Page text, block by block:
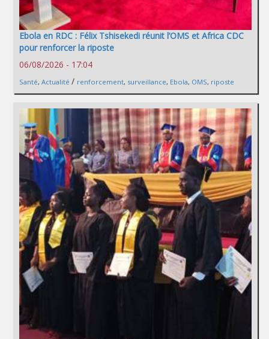
Ebola en RDC : Félix Tshisekedi réunit l’OMS et Africa CDC
pour renforcer la riposte
06/08/2026 - 17:04
Santé, Actualité / renforcement, surveillance, Ebola, OMS, riposte